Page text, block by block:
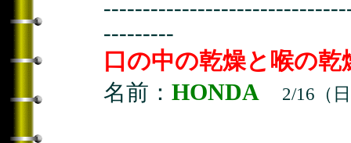
---------
口の中の乾燥と喉の
名前： HONDA 2/16（